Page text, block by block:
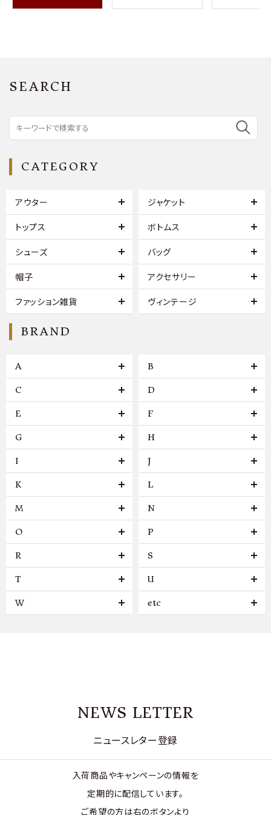
SEARCH
CATEGORY
アウター ジャケット
トップス ボトムス
シューズ バッグ
帽子 アクセサリー
ファッション雑貨 ヴィンテージ
BRAND
A B
C D
E F
G H
I J
K L
M N
O P
R S
T U
W etc
NEWS LETTER
ニュースレター登録
入荷商品やキャンペーンの情報を
定期的に配信しています。
ご希望の方は右のボタンより